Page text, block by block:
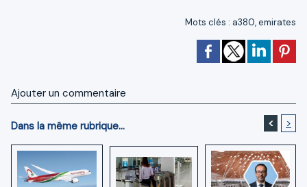
Mots clés : a380,emirates
Ajouter un commentaire
Dans la même rubrique... < >